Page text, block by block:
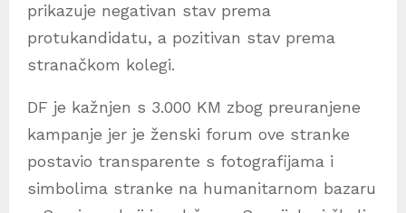
prikazuje negativan stav prema
protukandidatu, a pozitivan stav prema
stranačkom kolegi.
DF je kažnjen s 3.000 KM zbog preuranjene
kampanje jer je ženski forum ove stranke
postavio transparente s fotografijama i
simbolima stranke na humanitarnom bazaru